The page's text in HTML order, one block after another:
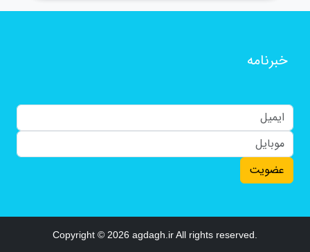
خبرنامه
عضویت
Copyright © 2026 agdagh.ir All rights reserved.